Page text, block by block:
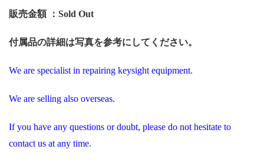
販売金額 ：Sold Out
付属品の詳細は写真を参考にしてください。
We are specialist in repairing keysight equipment.
We are selling also overseas.
If you have any questions or doubt, please do not hesitate to
contact us at any time.